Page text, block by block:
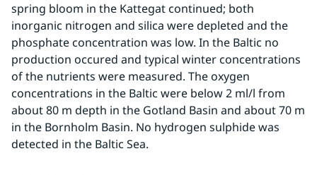
spring bloom in the Kattegat continued; both
inorganic nitrogen and silica were depleted and the
phosphate concentration was low. In the Baltic no
production occured and typical winter concentrations
of the nutrients were measured. The oxygen
concentrations in the Baltic were below 2 ml/l from
about 80 m depth in the Gotland Basin and about 70 m
in the Bornholm Basin. No hydrogen sulphide was
detected in the Baltic Sea.